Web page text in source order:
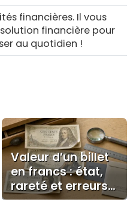
financières. Il vous
financière pour
au quotidien !
Valeur d’un billet
en francs : état,
rareté et erreurs
à éviter avant de